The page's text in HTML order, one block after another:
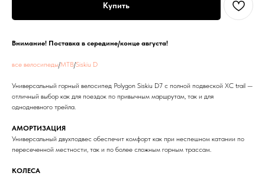
Купить
Внимание! Поставка в середине/конце августа!
все велосипеды/MTB/Siskiu D
Универсальный горный велосипед Polygon Siskiu D7 с полной подвеской XC trail —
отличный выбор как для поездок по привычным маршрутам, так и для
однодневного трейла.
АМОРТИЗАЦИЯ
Универсальный двухподвес обеспечит комфорт как при неспешном катании по
пересеченной местности, так и по более сложным горным трассам.
КОЛЕСА